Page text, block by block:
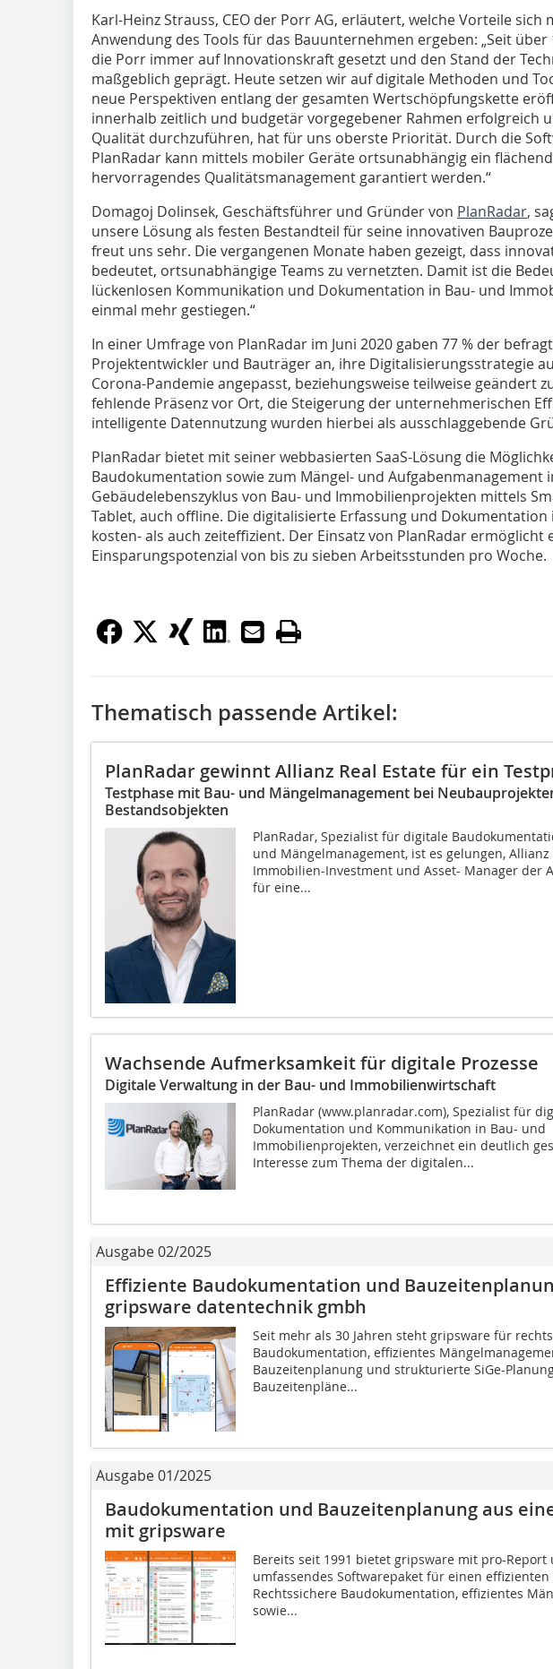
Karl-Heinz Strauss, CEO der Porr AG, erläutert, welche Vorteile sich
Anwendung des Tools für das Bauunternehmen ergeben: „Seit über
die Porr immer auf Innovationskraft gesetzt und den Stand der
maßgeblich geprägt. Heute setzen wir auf digitale Methoden und
neue Perspektiven entlang der gesamten Wertschöpfungskette
innerhalb zeitlich und budgetär vorgegebener Rahmen erfolgreich
Qualität durchzuführen, hat für uns oberste Priorität. Durch die
PlanRadar kann mittels mobiler Geräte ortsunabhängig ein
hervorragendes Qualitätsmanagement garantiert werden.“
Domagoj Dolinsek, Geschäftsführer und Gründer von PlanRadar,
unsere Lösung als festen Bestandteil für seine innovativen
freut uns sehr. Die vergangenen Monate haben gezeigt, dass
bedeutet, ortsunabhängige Teams zu vernetzten. Damit ist die
lückenlosen Kommunikation und Dokumentation in Bau- und
einmal mehr gestiegen.“
In einer Umfrage von PlanRadar im Juni 2020 gaben 77 % der
Projektentwickler und Bauträger an, ihre Digitalisierungsstrategie
Corona-Pandemie angepasst, beziehungsweise teilweise geändert
fehlende Präsenz vor Ort, die Steigerung der unternehmerischen
intelligente Datennutzung wurden hierbei als ausschlaggebende
PlanRadar bietet mit seiner webbasierten SaaS-Lösung die
Baudokumentation sowie zum Mängel- und Aufgabenmanagement
Gebäudelebenszyklus von Bau- und Immobilienprojekten mittels
Tablet, auch offline. Die digitalisierte Erfassung und Dokumentation
kosten- als auch zeiteffizient. Der Einsatz von PlanRadar ermöglicht
Einsparungspotenzial von bis zu sieben Arbeitsstunden pro Woche.
Thematisch passende Artikel:
PlanRadar gewinnt Allianz Real Estate für ein
Testphase mit Bau- und Mängelmanagement bei
Bestandsobjekten
PlanRadar, Spezialist für digitale
und Mängelmanagement, ist es gelungen, Allianz
Immobilien-Investment und Asset- Manager der
für eine...
Wachsende Aufmerksamkeit für digitale Prozesse
Digitale Verwaltung in der Bau- und Immobilienwirtschaft
PlanRadar (www.planradar.com), Spezialist für
Dokumentation und Kommunikation in Bau- und
Immobilienprojekten, verzeichnet ein deutlich
Interesse zum Thema der digitalen...
Ausgabe 02/2025
Effiziente Baudokumentation und
gripsware datentechnik gmbh
Seit mehr als 30 Jahren steht gripsware für
Baudokumentation, effizientes
Bauzeitenplanung und strukturierte SiGe-
Bauzeitenpläne...
Ausgabe 01/2025
Baudokumentation und Bauzeitenplanung aus
mit gripsware
Bereits seit 1991 bietet gripsware mit pro-Report
umfassendes Softwarepaket für einen
Rechtssichere Baudokumentation, effizientes
sowie...